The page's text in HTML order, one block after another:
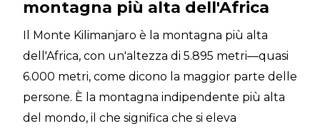
montagna più alta dell'Africa
Il Monte Kilimanjaro è la montagna più alta
dell'Africa, con un'altezza di 5.895 metri—quasi
6.000 metri, come dicono la maggior parte delle
persone. È la montagna indipendente più alta
del mondo, il che significa che si eleva